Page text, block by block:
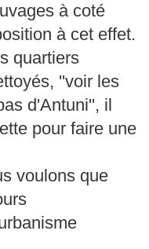
à coté
à cet effet.
quartiers
''voir les
d'Antuni'', il
pour faire une
voulons que